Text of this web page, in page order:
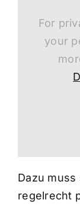
For
your
Dazu
regelrecht